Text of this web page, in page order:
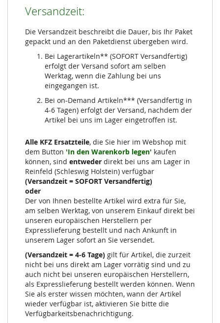
Versandzeit:
Die Versandzeit beschreibt die Dauer, bis Ihr Paket
gepackt und an den Paketdienst übergeben wird.
Bei Lagerartikeln** (SOFORT Versandfertig)
erfolgt der Versand sofort am selben
Werktag, wenn die Zahlung bei uns
eingegangen ist.
Bei on-Demand Artikeln*** (Versandfertig in
4-6 Tagen) erfolgt der Versand, nachdem der
Artikel bei uns im Lager eingetroffen ist.
Alle KFZ Ersatzteile, die Sie hier im Webshop mit
dem Button 'In den Warenkorb legen' kaufen
können, sind entweder direkt bei uns am Lager in
Reinfeld (Schleswig Holstein) verfügbar
(Versandzeit = SOFORT Versandfertig)
oder
Der von Ihnen bestellte Artikel wird extra für Sie,
am selben Werktag, von unserem Einkauf direkt bei
unseren europäischen Herstellern per
Expresslieferung bestellt und nach Ankunft in
unserem Lager sofort an Sie versendet.
(Versandzeit = 4-6 Tage) gilt für Artikel, die zurzeit
nicht bei uns direkt am Lager vorrätig sind und zu
auch nicht bei unseren europäischen Herstellern,
als Expresslieferung bestellt werden können. Wenn
Sie als erster wissen möchten, wann der Artikel
wieder verfügbar ist, aktivieren Sie bitte die
Verfügbarkeitsbenachrichtigung.